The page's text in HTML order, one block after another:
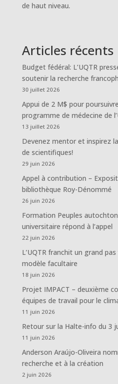
de haut niveau.
Articles récents
Budget fédéral: L’UQTR
soutenir la recherche
30 juillet 2026
Appui de 2 M$ pour
programme de médecine de
13 juillet 2026
Devenez mentor et inspirez
de scientifiques!
29 juin 2026
Appel à contribution –
bibliothèque Roy-Dénommé
26 juin 2026
Formation Peuples
universitaire répond à l’appel
22 juin 2026
L’UQTR franchit un grand
modèle facultaire
18 juin 2026
Projet IMPACT – deuxième
équipes de travail pour le
11 juin 2026
Retour sur la Halte-info du 3
11 juin 2026
Anderson Araújo-Oliveira
recherche et à la création
2 juin 2026